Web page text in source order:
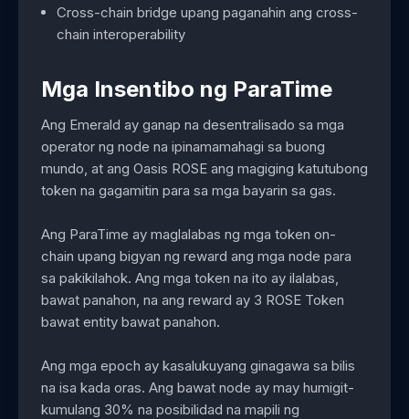
Cross-chain bridge upang paganahin ang cross-
chain interoperability
Mga Insentibo ng ParaTime
Ang Emerald ay ganap na desentralisado sa mga
operator ng node na ipinamamahagi sa buong
mundo, at ang Oasis ROSE ang magiging katutubong
token na gagamitin para sa mga bayarin sa gas.
Ang ParaTime ay maglalabas ng mga token on-
chain upang bigyan ng reward ang mga node para
sa pakikilahok. Ang mga token na ito ay ilalabas,
bawat panahon, na ang reward ay 3 ROSE Token
bawat entity bawat panahon.
Ang mga epoch ay kasalukuyang ginagawa sa bilis
na isa kada oras. Ang bawat node ay may humigit-
kumulang 30% na posibilidad na mapili ng